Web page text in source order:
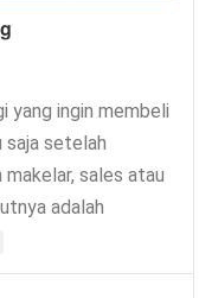
yang ingin membeli
setelah
sales atau
adalah